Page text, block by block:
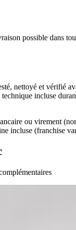
possible dans
nettoyé et vérifié
incluse
ou virement
incluse (franchise